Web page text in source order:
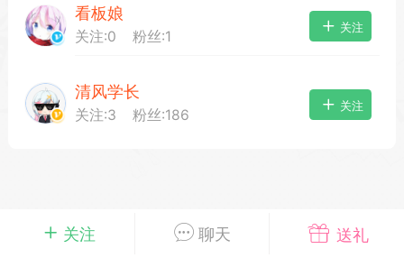
手绘画师 游戏中心
员
04-03 16:49
电脑端 公开内容
起开发属于大家的“二次元宇宙”
~为爱发电~持续更新~
关注 聊天 送礼
看板娘
关注:0 粉丝:1
关注
清风学长
关注:3 粉丝:186
关注